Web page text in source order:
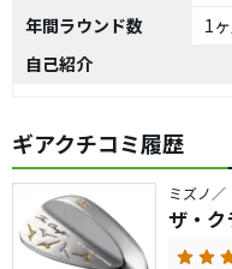
年間ラウンド数
1
自己紹介
ギアクチコミ履歴
ミズノ／
ザ・ク